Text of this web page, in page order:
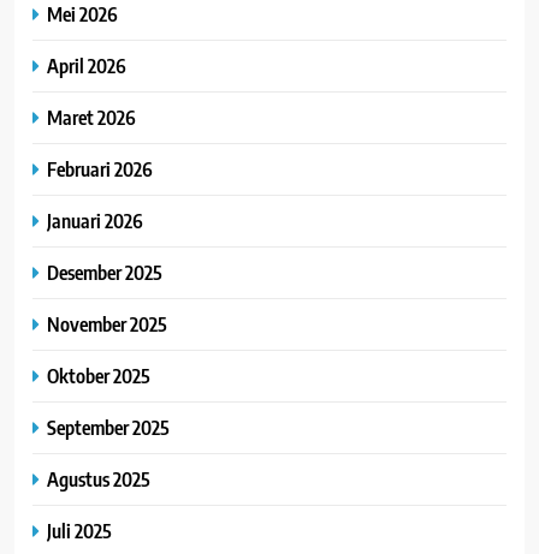
Mei 2026
April 2026
Maret 2026
Februari 2026
Januari 2026
Desember 2025
November 2025
Oktober 2025
September 2025
Agustus 2025
Juli 2025